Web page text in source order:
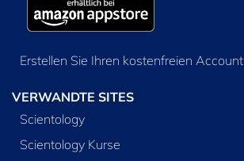
Erstellen Sie Ihren kostenfreien Account
VERWANDTE SITES
Scientology
Scientology Kurse